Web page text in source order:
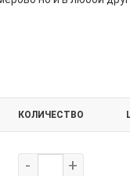
КОЛИЧЕСТВО
- +